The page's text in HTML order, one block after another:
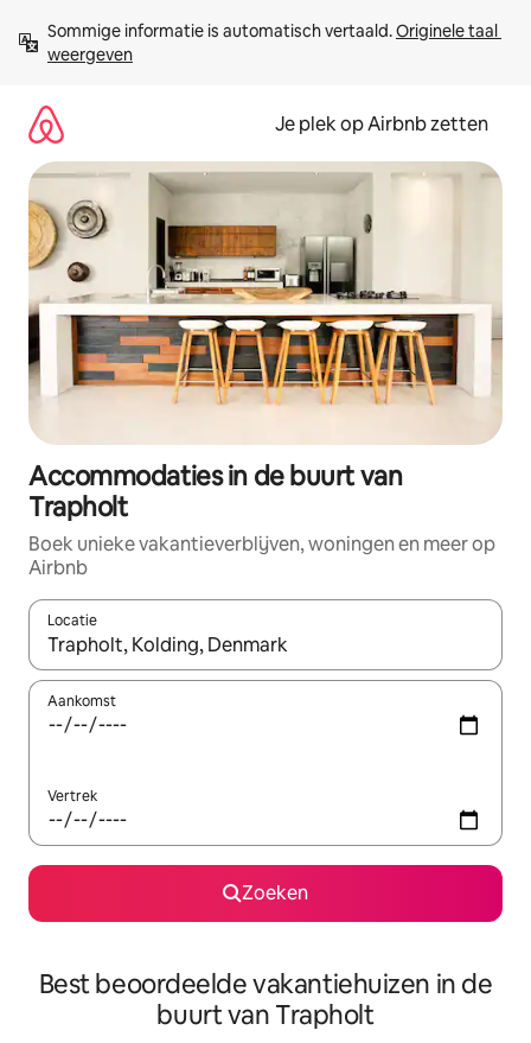
direct
naar
Sommige informatie is automatisch vertaald. Originele taal
weergeven
Je plek op Airbnb zetten
Accommodaties in de buurt van
Trapholt
Boek unieke vakantieverblijven, woningen en meer op
Airbnb
Locatie
Wanneer er resultaten beschikbaar zijn, maak je een keuze
Aankomst
Vertrek
Zoeken
Best beoordeelde vakantiehuizen in de
buurt van Trapholt